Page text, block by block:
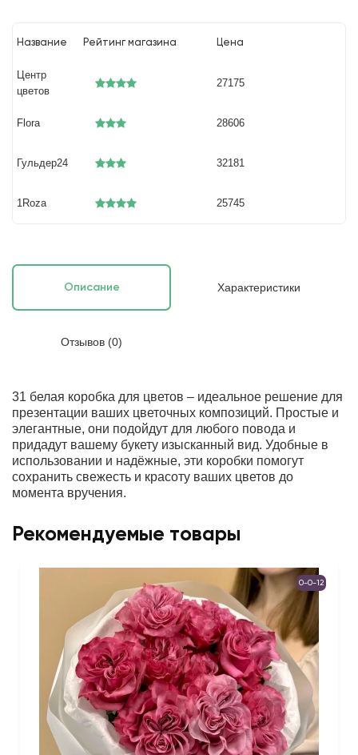
Название Рейтинг магазина Цена
Центр
цветов
27175
Flora 28606
Гульдер24 32181
1Roza 25745
Описание Характеристики
Отзывов (0)
31 белая коробка для цветов – идеальное решение для
презентации ваших цветочных композиций. Простые и
элегантные, они подойдут для любого повода и
придадут вашему букету изысканный вид. Удобные в
использовании и надёжные, эти коробки помогут
сохранить свежесть и красоту ваших цветов до
момента вручения.
Рекомендуемые товары
0-0-12